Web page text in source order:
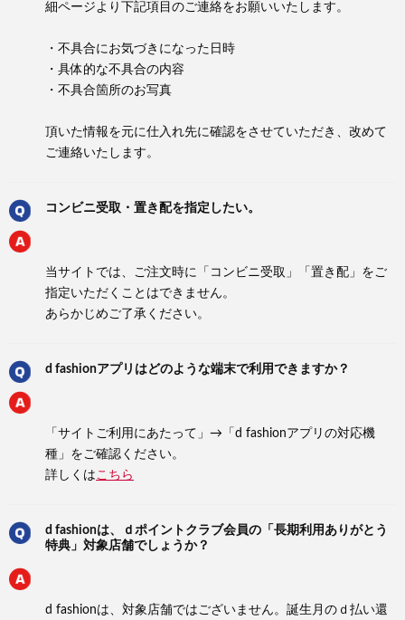
細ページより下記項目のご連絡をお願いいたします。
・不具合にお気づきになった日時
・具体的な不具合の内容
・不具合箇所のお写真
頂いた情報を元に仕入れ先に確認をさせていただき、改めて
ご連絡いたします。
コンビニ受取・置き配を指定したい。
当サイトでは、ご注文時に「コンビニ受取」「置き配」をご
指定いただくことはできません。
あらかじめご了承ください。
d fashionアプリはどのような端末で利用できますか？
「サイトご利用にあたって」→「d fashionアプリの対応機
種」をご確認ください。
詳しくはこちら
d fashionは、ｄポイントクラブ会員の「長期利用ありがとう
特典」対象店舗でしょうか？
d fashionは、対象店舗ではございません。誕生月のｄ払い還